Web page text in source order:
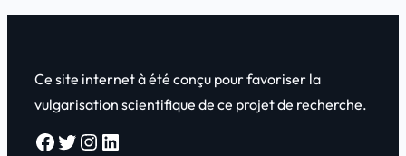
Ce site internet à été conçu pour favoriser la
vulgarisation scientifique de ce projet de recherche.
Facebook Twitter Instagram LinkedIn